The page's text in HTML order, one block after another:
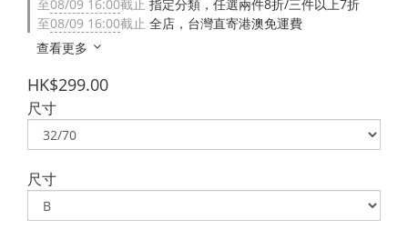
至08/09 16:00截止 指定分類，任選兩件8折/三件以上7折
至08/09 16:00截止 全店，台灣直寄港澳免運費
查看更多
HK$299.00
尺寸
尺寸